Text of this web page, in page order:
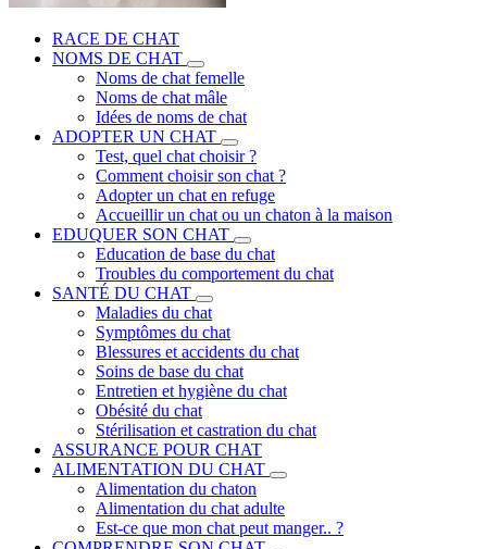
RACE DE CHAT
NOMS DE CHAT
Noms de chat femelle
Noms de chat mâle
Idées de noms de chat
ADOPTER UN CHAT
Test, quel chat choisir ?
Comment choisir son chat ?
Adopter un chat en refuge
Accueillir un chat ou un chaton à la maison
EDUQUER SON CHAT
Education de base du chat
Troubles du comportement du chat
SANTÉ DU CHAT
Maladies du chat
Symptômes du chat
Blessures et accidents du chat
Soins de base du chat
Entretien et hygiène du chat
Obésité du chat
Stérilisation et castration du chat
ASSURANCE POUR CHAT
ALIMENTATION DU CHAT
Alimentation du chaton
Alimentation du chat adulte
Est-ce que mon chat peut manger.. ?